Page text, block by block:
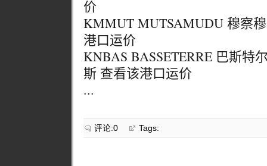
价
KMMUT MUTSAMUDU 穆察
港口运价
KNBAS BASSETERRE 巴斯特
斯 查看该港口运价
...
评论:0 Tags: